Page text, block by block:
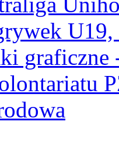
graficzne